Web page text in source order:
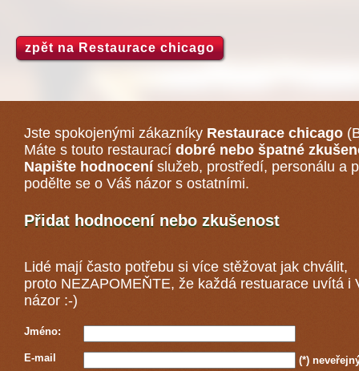
zpět na Restaurace chicago
Jste spokojenými zákazníky Restaurace chicago
Máte s touto restaurací dobré nebo špatné
Napište hodnocení služeb, prostředí, personálu a
podělte se o Váš názor s ostatními.
Přidat hodnocení nebo zkušenost
Lidé mají často potřebu si více stěžovat jak chválit,
proto NEZAPOMEŇTE, že každá restuarace uvítá i
názor :-)
Jméno:
E-mail (*)